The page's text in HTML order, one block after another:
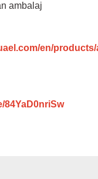
ambalaj
en/
84YaD0nriSw